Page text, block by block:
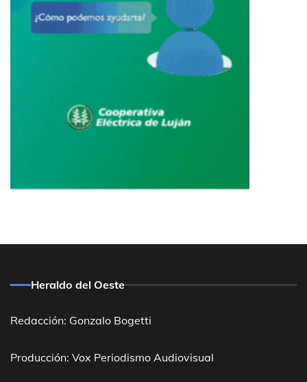
Heraldo del Oeste
Redacción: Gonzalo Bogetti
Producción: Vox Periodismo Audiovisual